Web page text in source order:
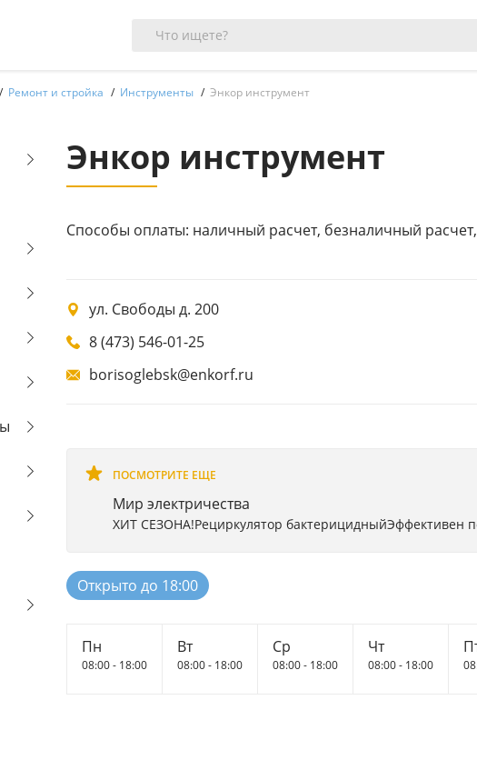
Ремонт и стройка Инструменты Энкор инструмент
Энкор инструмент
Способы оплаты: наличный расчет, безналичный
ул. Свободы д. 200
8 (473) 546-01-25
borisoglebsk@enkorf.ru
ПОСМОТРИТЕ ЕЩЕ
Мир электричества
ХИТ СЕЗОНА!Рециркулятор бактерицидныйЭффективен
Открыто до 18:00
Пн
08:00 - 18:00
Вт
08:00 - 18:00
Ср
08:00 - 18:00
Чт
08:00 - 18:00